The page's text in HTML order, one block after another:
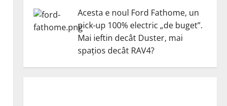
Acesta e noul Ford Fathome, un
pick-up 100% electric „de buget”.
Mai ieftin decât Duster, mai
spațios decât RAV4?